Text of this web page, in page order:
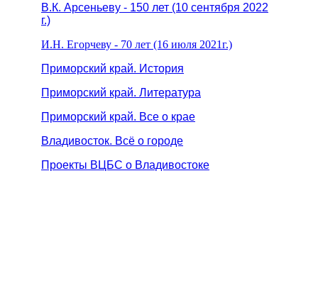
В.К. Арсеньеву - 150 лет (10 сентября 2022
г.)
И.Н. Егорчеву - 70 лет (16 июля 2021г.)
Приморский край. История
Приморский край. Литература
Приморский край. Все о крае
Владивосток. Всё о городе
Проекты ВЦБС о Владивостоке